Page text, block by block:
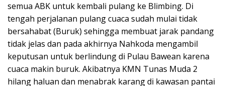
semua ABK untuk kembali pulang ke Blimbing. Di
tengah perjalanan pulang cuaca sudah mulai tidak
bersahabat (Buruk) sehingga membuat jarak pandang
tidak jelas dan pada akhirnya Nahkoda mengambil
keputusan untuk berlindung di Pulau Bawean karena
cuaca makin buruk. Akibatnya KMN Tunas Muda 2
hilang haluan dan menabrak karang di kawasan pantai